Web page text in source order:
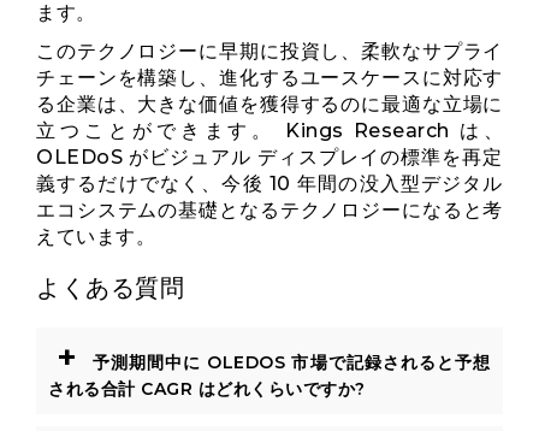
ます。
このテクノロジーに早期に投資し、柔軟なサプライ
チェーンを構築し、進化するユースケースに対応す
る企業は、大きな価値を獲得するのに最適な立場に
立つことができます。 Kings Research は、
OLEDoS がビジュアル ディスプレイの標準を再定
義するだけでなく、今後 10 年間の没入型デジタル
エコシステムの基礎となるテクノロジーになると考
えています。
よくある質問
+
予測期間中に OLEDOS 市場で記録されると予想
される合計 CAGR はどれくらいですか?